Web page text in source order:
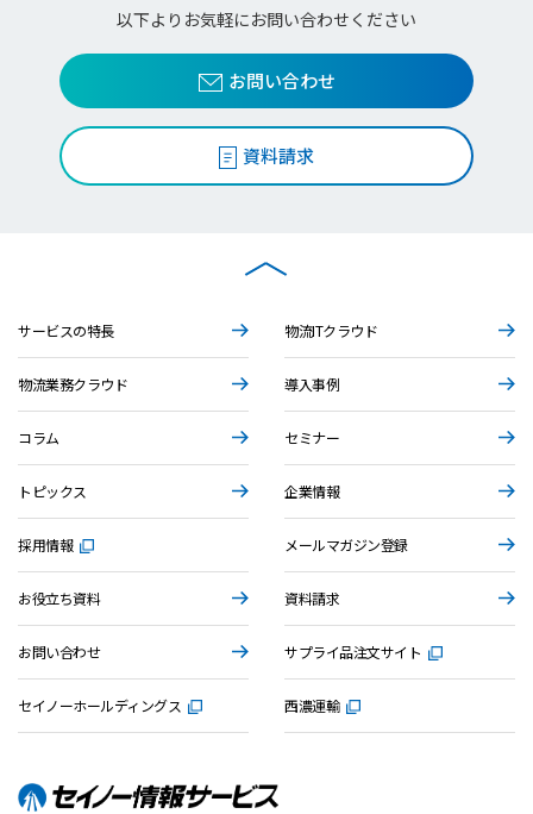
以下よりお気軽にお問い合わせください
お問い合わせ
資料請求
サービスの特長 物流ITクラウド
物流業務クラウド 導入事例
コラム セミナー
トピックス 企業情報
採用情報 メールマガジン登録
お役立ち資料 資料請求
お問い合わせ サプライ品注文サイト
セイノーホールディングス 西濃運輸